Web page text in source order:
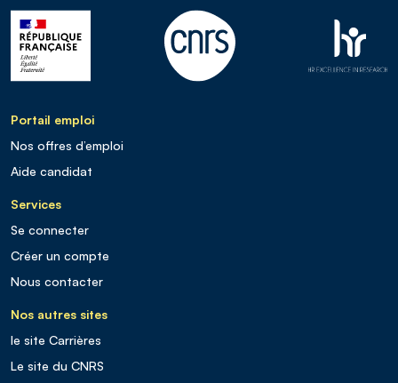
Portail emploi
Nos offres d’emploi
Aide candidat
Services
Se connecter
Créer un compte
Nous contacter
Nos autres sites
le site Carrières
Le site du CNRS